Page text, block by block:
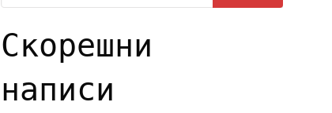
Скорешни
написи